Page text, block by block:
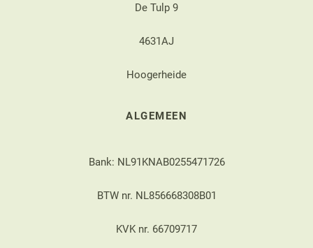
De Tulp 9
4631AJ
Hoogerheide
ALGEMEEN
Bank: NL91KNAB0255471726
BTW nr. NL856668308B01
KVK nr. 66709717